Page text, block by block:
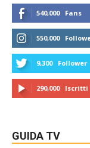
540,000 Fans
550,000
9,300 Follower
290,000 Iscritti
GUIDA TV